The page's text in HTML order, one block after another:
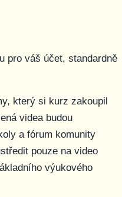
pro váš účet, standardně
který si kurz zakoupil
videa budou
a fórum komunity
pouze na video
výukového